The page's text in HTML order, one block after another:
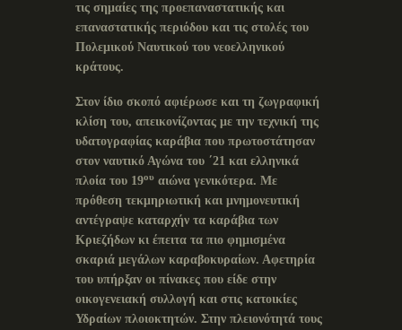
τις σημαίες της προεπαναστατικής και
επαναστατικής περιόδου και τις στολές του
Πολεμικού Ναυτικού του νεοελληνικού
κράτους.
Στον ίδιο σκοπό αφιέρωσε και τη ζωγραφική
κλίση του, απεικονίζοντας με την τεχνική της
υδατογραφίας καράβια που πρωτοστάτησαν
στον ναυτικό Αγώνα του ΄21 και ελληνικά
πλοία του 19ου αιώνα γενικότερα. Με
πρόθεση τεκμηριωτική και μνημονευτική
αντέγραψε καταρχήν τα καράβια των
Κριεζήδων κι έπειτα τα πιο φημισμένα
σκαριά μεγάλων καραβοκυραίων. Αφετηρία
του υπήρξαν οι πίνακες που είδε στην
οικογενειακή συλλογή και στις κατοικίες
Υδραίων πλοιοκτητών. Στην πλειονότητά τους